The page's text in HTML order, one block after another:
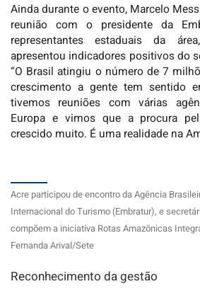
Ainda durante o evento, Marcelo
reunião com o presidente da
representantes estaduais da
apresentou indicadores positivos do
“O Brasil atingiu o número de 7
crescimento a gente tem sentido
tivemos reuniões com várias
Europa e vimos que a procura
crescido muito. É uma realidade na
Acre participou de encontro da Agência
Internacional do Turismo (Embratur), e
compõem a iniciativa Rotas Amazônicas
Fernanda Arival/Sete
Reconhecimento da gestão